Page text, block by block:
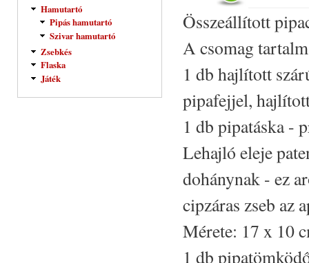
Hamutartó
Pipás hamutartó
Szivar hamutartó
Zsebkés
Flaska
Játék
Összeállított
A csomag
1 db hajlított
pipafejjel,
1 db pipatáska -
Lehajló eleje
dohánynak - ez
cipzáras zseb az
Mérete: 17 x 10
1 db